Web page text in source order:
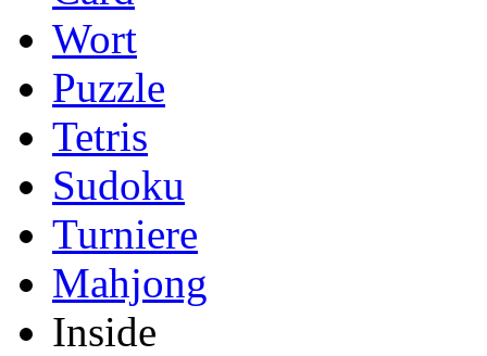
Wort
Puzzle
Tetris
Sudoku
Turniere
Mahjong
Inside